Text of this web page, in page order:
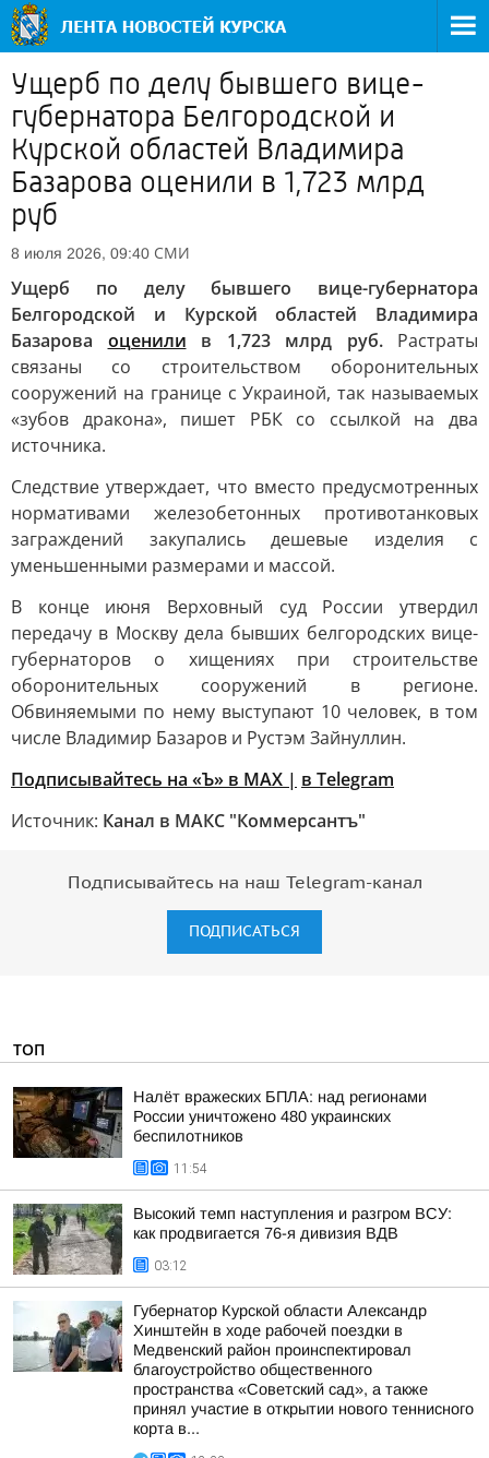
Ущерб по делу бывшего вице-
губернатора Белгородской и
Курской областей Владимира
Базарова оценили в 1,723 млрд
руб
8 июля 2026, 09:40 СМИ
Ущерб по делу бывшего вице-губернатора
Белгородской и Курской областей Владимира
Базарова оценили в 1,723 млрд руб. Растраты
связаны со строительством оборонительных
сооружений на границе с Украиной, так называемых
«зубов дракона», пишет РБК со ссылкой на два
источника.
Следствие утверждает, что вместо предусмотренных
нормативами железобетонных противотанковых
заграждений закупались дешевые изделия с
уменьшенными размерами и массой.
В конце июня Верховный суд России утвердил
передачу в Москву дела бывших белгородских вице-
губернаторов о хищениях при строительстве
оборонительных сооружений в регионе.
Обвиняемыми по нему выступают 10 человек, в том
числе Владимир Базаров и Рустэм Зайнуллин.
Подписывайтесь на «Ъ» в MAX | в Telegram
Источник: Канал в МАКС "Коммерсантъ"
Подписывайтесь на наш Telegram-канал
ПОДПИСАТЬСЯ
ТОП
Налёт вражеских БПЛА: над регионами
России уничтожено 480 украинских
беспилотников
11:54
Высокий темп наступления и разгром ВСУ:
как продвигается 76-я дивизия ВДВ
03:12
Губернатор Курской области Александр
Хинштейн в ходе рабочей поездки в
Медвенский район проинспектировал
благоустройство общественного
пространства «Советский сад», а также
принял участие в открытии нового теннисного
корта в...